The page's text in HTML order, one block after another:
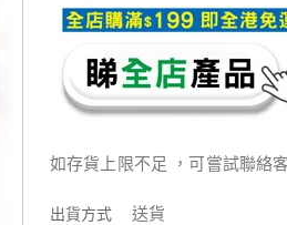
如存貨上限不足 ，可嘗試聯絡
出貨方式 送貨